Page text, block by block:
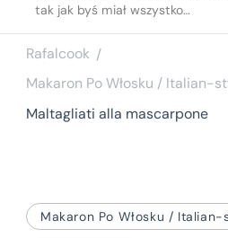
tak jak byś miał wszystko…
Rafalcook /
Makaron Po Włosku / Italian-
Maltagliati alla mascarpone
Makaron Po Włosku /